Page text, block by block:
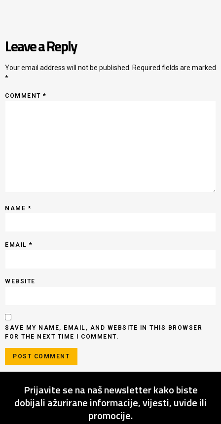
Leave a Reply
Your email address will not be published. Required fields are marked
*
COMMENT *
NAME *
EMAIL *
WEBSITE
SAVE MY NAME, EMAIL, AND WEBSITE IN THIS BROWSER
FOR THE NEXT TIME I COMMENT.
Prijavite se na naš newsletter kako biste
dobijali ažurirane informacije, vijesti, uvide ili
promocije.